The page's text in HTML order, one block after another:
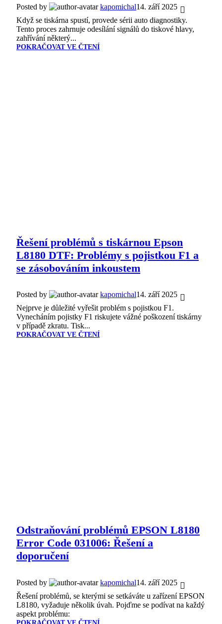
Posted by kapomichal14. září 2025
Když se tiskárna spustí, provede sérii auto diagnostiky.
Tento proces zahrnuje odesílání signálů do tiskové hlavy,
zahřívání některý...
POKRAČOVAT VE ČTENÍ
Řešení problémů s tiskárnou Epson
L8180 DTF: Problémy s pojistkou F1 a
se zásobováním inkoustem
Posted by kapomichal14. září 2025
Nejprve je důležité vyřešit problém s pojistkou F1.
Vynecháním pojistky F1 riskujete vážné poškození tiskárny
v případě zkratu. Tisk...
POKRAČOVAT VE ČTENÍ
Odstraňování problémů EPSON L8180
Error Code 031006: Řešení a
doporučení
Posted by kapomichal14. září 2025
Řešení problémů, se kterými se setkáváte u zařízení EPSON
L8180, vyžaduje několik úvah. Pojďme se podívat na každý
aspekt problému: